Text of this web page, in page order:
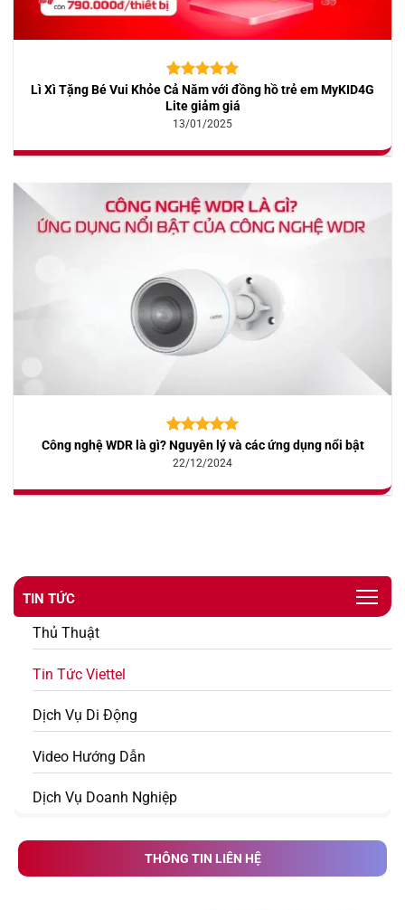
TIN TỨC
Thủ Thuật
Tin Tức Viettel
Dịch Vụ Di Động
Video Hướng Dẫn
Dịch Vụ Doanh Nghiệp
THÔNG TIN LIÊN HỆ
5.00trên 5
dựa trên
10
đánh giá
Lì Xì Tặng Bé Vui Khỏe Cả Năm với đồng hồ trẻ em MyKID4G
Lite giảm giá
13/01/2025
5.00trên 5
dựa trên
10
Công nghệ WDR là gì? Nguyên lý và các ứng dụng nổi bật
22/12/2024